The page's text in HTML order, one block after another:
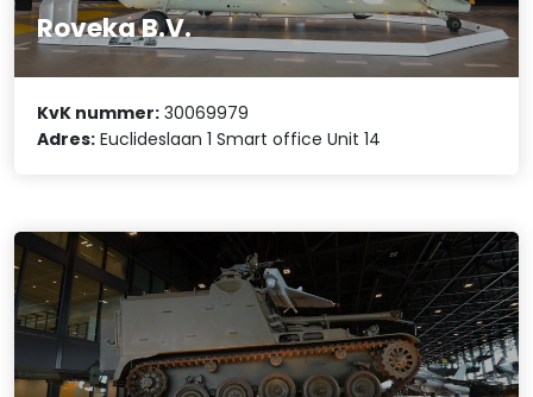
Roveka B.V.
KvK nummer: 30069979
Adres: Euclideslaan 1 Smart office Unit 14